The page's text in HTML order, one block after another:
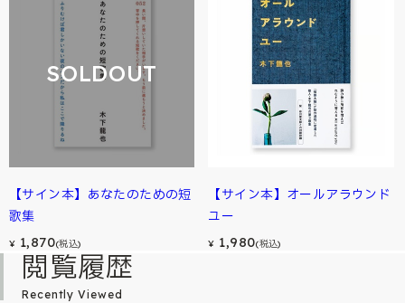
SOLDOUT
【サイン本】あなたのための短
歌集
¥ 1,870(税込)
【サイン本】オールアラウンド
ユー
¥ 1,980(税込)
閲覧履歴
Recently Viewed